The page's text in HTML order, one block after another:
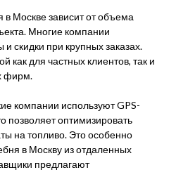
Москве зависит от объема
Многие компании
скидки при крупных заказах.
как для частных клиентов, так и
фирм.
компании используют GPS-
позволяет оптимизировать
на топливо. Это особенно
в Москву из отдаленных
предлагают